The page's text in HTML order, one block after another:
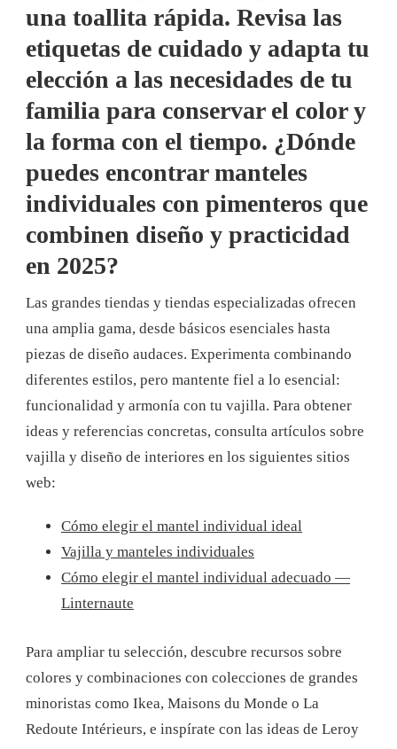
una toallita rápida. Revisa las
etiquetas de cuidado y adapta tu
elección a las necesidades de tu
familia para conservar el color y
la forma con el tiempo. ¿Dónde
puedes encontrar manteles
individuales con pimenteros que
combinen diseño y practicidad
en 2025?
Las grandes tiendas y tiendas especializadas ofrecen
una amplia gama, desde básicos esenciales hasta
piezas de diseño audaces. Experimenta combinando
diferentes estilos, pero mantente fiel a lo esencial:
funcionalidad y armonía con tu vajilla. Para obtener
ideas y referencias concretas, consulta artículos sobre
vajilla y diseño de interiores en los siguientes sitios
web:
Cómo elegir el mantel individual ideal
Vajilla y manteles individuales
Cómo elegir el mantel individual adecuado —
Linternaute
Para ampliar tu selección, descubre recursos sobre
colores y combinaciones con colecciones de grandes
minoristas como Ikea, Maisons du Monde o La
Redoute Intérieurs, e inspírate con las ideas de Leroy